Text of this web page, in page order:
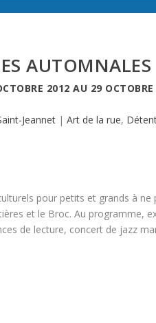
AUTOMNALES
2012 AU 29
Jeannet |Art de la rue,
pour petits et grands à
et le Broc. Au programme,
de lecture, concert de jazz